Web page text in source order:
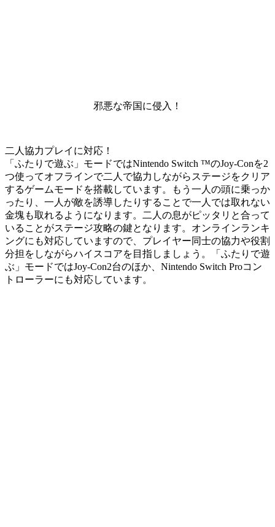
邪悪な帝国に侵入！
二人協力プレイに対応！
「ふたりで遊ぶ」モードではNintendo Switch ™のJoy-Conを2
つ使ってオフラインで二人で協力しながらステージをクリア
するゲームモードを搭載しています。もう一人の頭に乗っか
ったり、一人が敵を誘導したりすることで一人では取れない
金塊も取れるようになります。二人の息がピッタリと合って
いることがステージ攻略の鍵となります。オンラインランキ
ングにも対応していますので、プレイヤー同士の協力や役割
分担をしながらハイスコアを目指しましょう。「ふたりで遊
ぶ」モードではJoy-Con2台のほか、Nintendo Switch Proコン
トローラーにも対応しています。